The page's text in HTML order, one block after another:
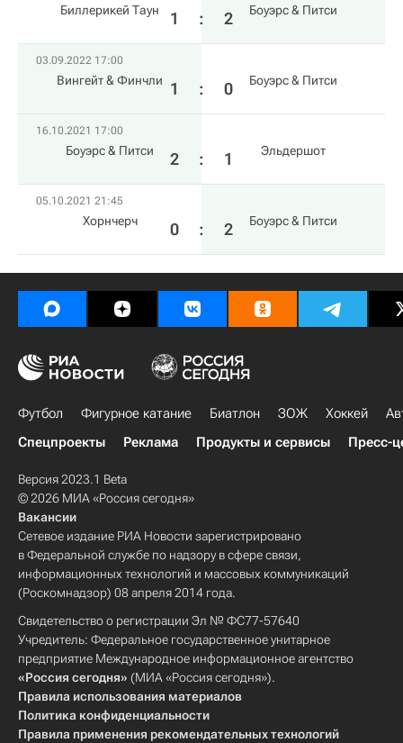
Биллерикей Таун 1 : 2 Боуэрс & Питси
03.09.2022 17:00
Вингейт & Финчли 1 : 0 Боуэрс & Питси
16.10.2021 17:00
Боуэрс & Питси 2 : 1 Эльдершот
05.10.2021 21:45
Хорнчерч 0 : 2 Боуэрс & Питси
Футбол Фигурное катание Биатлон ЗОЖ Хоккей
Спецпроекты
Реклама Продукты и сервисы Пресс-
Версия 2023.1 Beta
© 2026 МИА «Россия сегодня»
Вакансии
Сетевое издание РИА Новости зарегистрировано
в Федеральной службе по надзору в сфере связи,
информационных технологий и массовых коммуникаций
(Роскомнадзор) 08 апреля 2014 года.
Свидетельство о регистрации Эл № ФС77-57640
Учредитель: Федеральное государственное унитарное
предприятие Международное информационное агентство
«Россия сегодня» (МИА «Россия сегодня»).
Правила использования материалов
Политика конфиденциальности
Правила применения рекомендательных технологий